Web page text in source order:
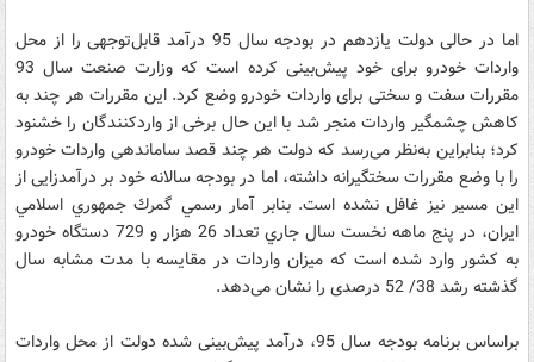
اما در حالی دولت یازدهم در بودجه سال 95 درآمد قابل‌توجهی را از محل
واردات خودرو برای خود پیش‌بینی کرده است که وزارت صنعت سال 93
مقررات سفت و سختی برای واردات خودرو وضع کرد. این مقررات هر چند به
کاهش چشمگیر واردات منجر شد با این حال برخی از واردکنندگان را خشنود
کرد؛ بنابراین به‌نظر می‌رسد که دولت هر چند قصد ساماندهی واردات خودرو
را با وضع مقررات سختگیرانه داشته، اما در بودجه سالانه خود بر درآمدزایی از
این مسیر نیز غافل نشده است. بنابر آمار رسمي گمرك جمهوري اسلامي
ايران، در پنج ماهه نخست سال جاري تعداد 26 هزار و 729 دستگاه خودرو
به کشور وارد شده است که میزان واردات در مقایسه با مدت مشابه سال
گذشته رشد 38/ 52 درصدی را نشان می‌دهد.
براساس برنامه بودجه سال 95، درآمد پیش‌بینی شده دولت از محل واردات